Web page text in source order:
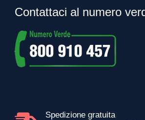
Contattaci al numero
Spedizione gratuita